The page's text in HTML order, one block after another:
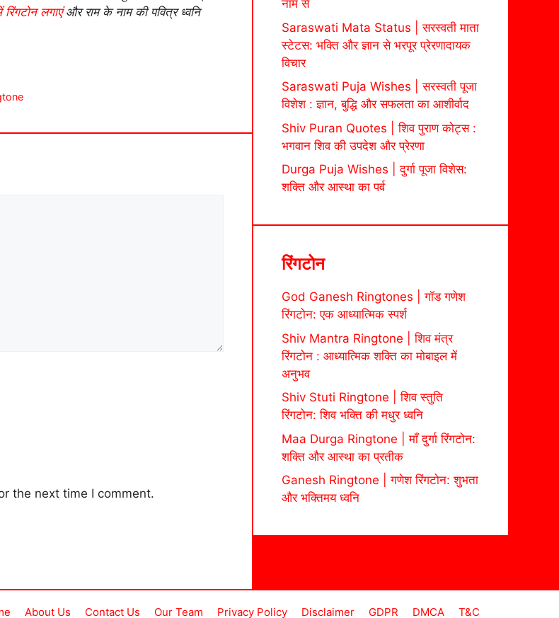
रिंगटोन लगाएंऔर राम के नाम की पवित्र ध्वनि
the next time I comment.
नाम से
Saraswati Mata Status | सरस्वती माता
स्टेटस: भक्ति और ज्ञान से भरपूर प्रेरणादायक
विचार
Saraswati Puja Wishes | सरस्वती पूजा
विशेश : ज्ञान, बुद्धि और सफलता का आशीर्वाद
Shiv Puran Quotes | शिव पुराण कोट्स :
भगवान शिव की उपदेश और प्रेरणा
Durga Puja Wishes | दुर्गा पूजा विशेस:
शक्ति और आस्था का पर्व
रिंगटोन
God Ganesh Ringtones | गॉड गणेश
रिंगटोन: एक आध्यात्मिक स्पर्श
Shiv Mantra Ringtone | शिव मंत्र
रिंगटोन : आध्यात्मिक शक्ति का मोबाइल में
अनुभव
Shiv Stuti Ringtone | शिव स्तुति
रिंगटोन: शिव भक्ति की मधुर ध्वनि
Maa Durga Ringtone | माँ दुर्गा रिंगटोन:
शक्ति और आस्था का प्रतीक
Ganesh Ringtone | गणेश रिंगटोन: शुभता
और भक्तिमय ध्वनि
About Us Contact Us Our Team Privacy Policy Disclaimer GDPR DMCA T&C